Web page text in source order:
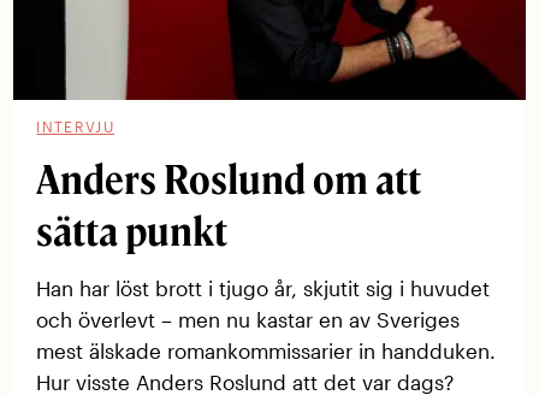
INTERVJU
Anders Roslund om att
sätta punkt
Han har löst brott i tjugo år, skjutit sig i huvudet
och ­överlevt – men nu kastar en av Sveriges
mest älskade ­roman­kommissarier in handduken.
Hur visste Anders Roslund att det var dags?